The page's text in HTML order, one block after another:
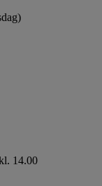
14.00